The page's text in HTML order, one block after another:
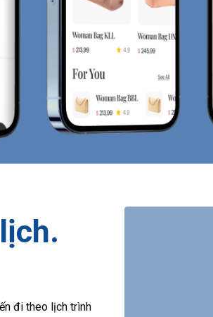
đi theo lịch trình